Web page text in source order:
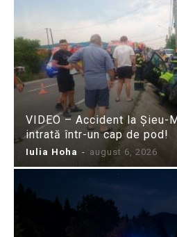
VIDEO – Accident la Șieu-
intrată într-un cap de pod!
Iulia Hoha - august 6, 2026